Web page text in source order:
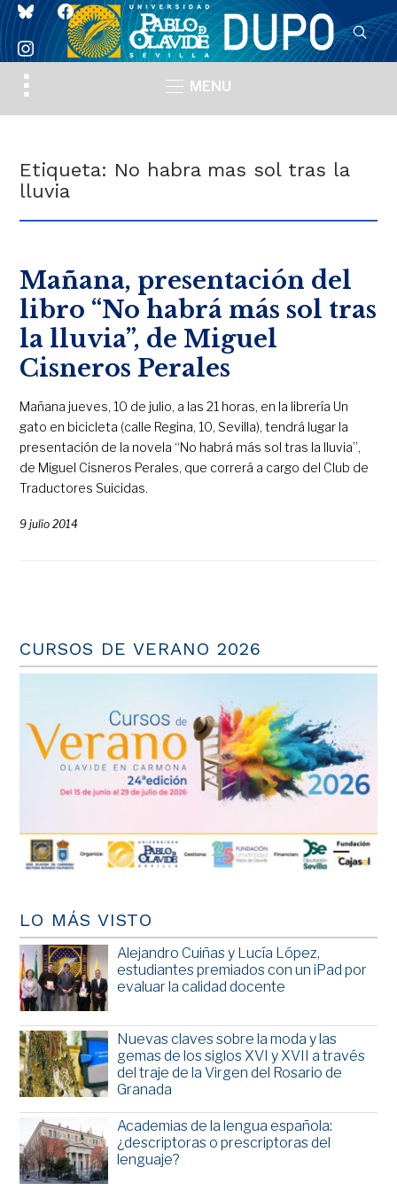
blueskyfacebook
instagram
Toggle
sidebar
MENU
Etiqueta: No habra mas sol tras la
lluvia
Mañana, presentación del
libro “No habrá más sol tras
la lluvia”, de Miguel
Cisneros Perales
Mañana jueves, 10 de julio, a las 21 horas, en la librería Un
gato en bicicleta (calle Regina, 10, Sevilla), tendrá lugar la
presentación de la novela “No habrá más sol tras la lluvia”,
de Miguel Cisneros Perales, que correrá a cargo del Club de
Traductores Suicidas.
9 julio 2014
CURSOS DE VERANO 2026
LO MÁS VISTO
Alejandro Cuiñas y Lucía López,
estudiantes premiados con un iPad por
evaluar la calidad docente
Nuevas claves sobre la moda y las
gemas de los siglos XVI y XVII a través
del traje de la Virgen del Rosario de
Granada
Academias de la lengua española:
¿descriptoras o prescriptoras del
lenguaje?